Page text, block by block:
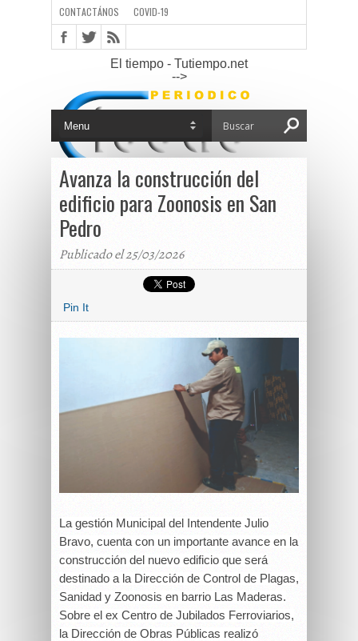
CONTACTÁNOS COVID-19
El tiempo - Tutiempo.net
-->
Avanza la construcción del
edificio para Zoonosis en San
Pedro
Publicado el 25/03/2026
Pin It
La gestión Municipal del Intendente Julio
Bravo, cuenta con un importante avance en la
construcción del nuevo edificio que será
destinado a la Dirección de Control de Plagas,
Sanidad y Zoonosis en barrio Las Maderas.
Sobre el ex Centro de Jubilados Ferroviarios,
la Dirección de Obras Públicas realizó